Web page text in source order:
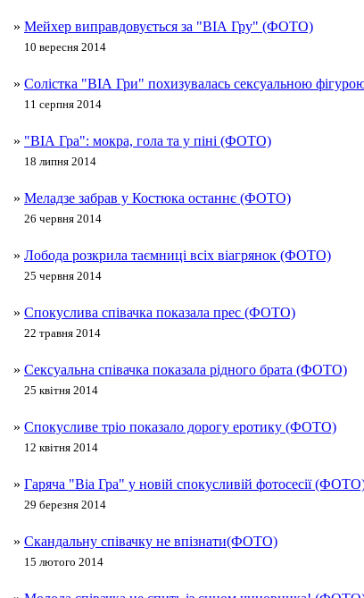
» Мейхер виправдовується за "ВІА Гру" (ФОТО)
10 вересня 2014
» Солістка "ВІА Гри" похизувалась сексуальною
11 серпня 2014
» "ВІА Гра": мокра, гола та у піні (ФОТО)
18 липня 2014
» Меладзе забрав у Костюка останнє (ФОТО)
26 червня 2014
» Лобода розкрила таємниці всіх віагрянок (ФОТО)
25 червня 2014
» Спокуслива співачка показала прес (ФОТО)
22 травня 2014
» Сексуальна співачка показала рідного брата (ФОТО)
25 квітня 2014
» Спокусливе тріо показало дорогу еротику (ФОТО)
12 квітня 2014
» Гаряча "Віа Гра" у новій спокусливій фотосесії
29 березня 2014
» Скандальну співачку не впізнати(ФОТО)
15 лютого 2014